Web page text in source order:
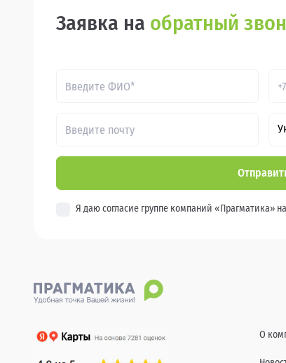
Заявка на обратный
Я даю согласие группе компаний «Прагматика» на
О